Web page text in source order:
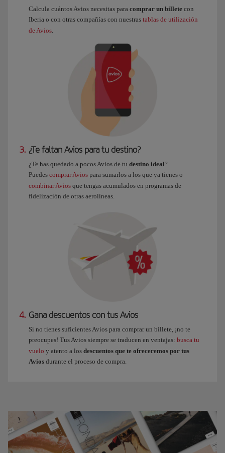
Calcula cuántos Avios necesitas para comprar un billete con
Iberia o con otras compañías con nuestras tablas de utilización
de Avios.
3. ¿Te faltan Avios para tu destino?
¿Te has quedado a pocos Avios de tu destino ideal?
Puedes comprar Avios para sumarlos a los que ya tienes o
combinar Avios que tengas acumulados en programas de
fidelización de otras aerolíneas.
4. Gana descuentos con tus Avios
Si no tienes suficientes Avios para comprar un billete, ¡no te
preocupes! Tus Avios siempre se traducen en ventajas: busca tu
vuelo y atento a los descuentos que te ofreceremos por tus
Avios durante el proceso de compra.